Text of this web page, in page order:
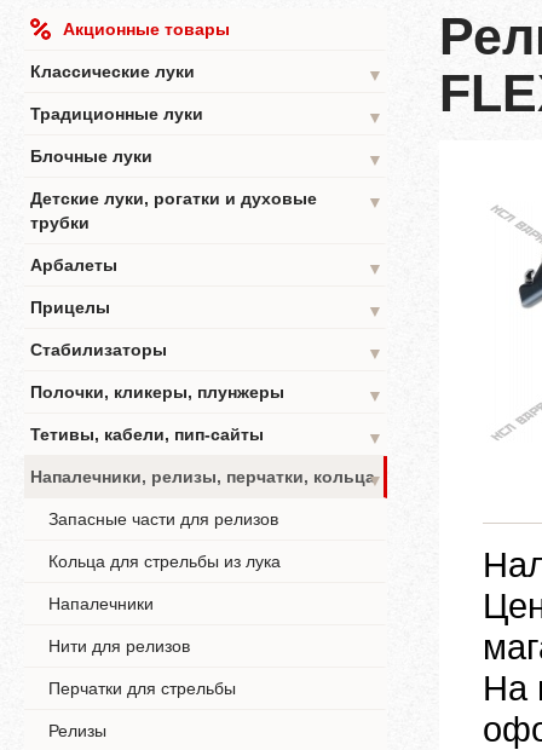
Акционные товары
Классические луки
▼
Традиционные луки
▼
Блочные луки
▼
Детские луки, рогатки и духовые
трубки
▼
Арбалеты
▼
Прицелы
▼
Стабилизаторы
▼
Полочки, кликеры, плунжеры
▼
Тетивы, кабели, пип-сайты
▼
Напалечники, релизы, перчатки, кольца▼
Запасные части для релизов
Кольца для стрельбы из лука
Напалечники
Нити для релизов
Перчатки для стрельбы
Релизы
На